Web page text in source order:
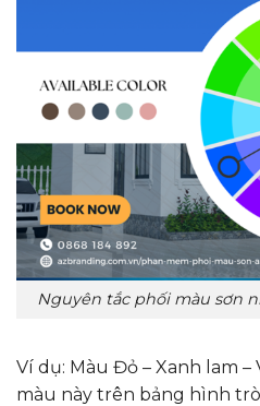
Nguyên tắc phối màu sơn
Ví dụ: Màu Đỏ – Xanh lam –
màu này trên bảng hình